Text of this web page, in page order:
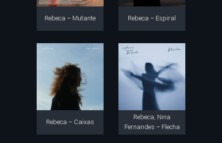
Rebeca – Mutante Rebeca – Espiral
Rebeca – Caixas
Rebeca, Nina
Fernandes – Flecha